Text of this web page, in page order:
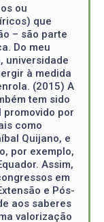
ou
que
– são parte
Do meu
universidade
à medida
(2015) A
tem sido
promovido por
como
Quijano, e
por exemplo,
Assim,
em
e Pós-
aos saberes
valorização